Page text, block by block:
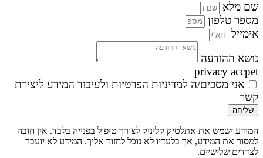
שם מלא
מספר טלפון
אימייל
נושא ההודעה
privacy accpet
אני מסכים/ה למדיניות הפרטיות ולעיבוד המידע ליצירת
קשר
שליחה
המידע ישמש את אתלטיק קליניק לצורך טיפול בפנייה בלבד. אין חובה
למסור את המידע, אך בלעדיו לא נוכל לחזור אליך. המידע לא יועבר
לצדדים שלישיים.